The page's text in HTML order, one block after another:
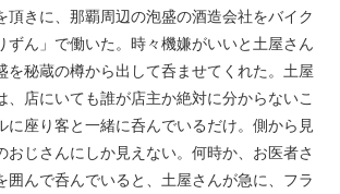
頂きに、那覇周辺の泡盛の酒造会社をバイク
ずん」で働いた。時々機嫌がいいと土屋さん
を秘蔵の樽から出して呑ませてくれた。土屋
、店にいても誰が店主か絶対に分からないこ
に座り客と一緒に呑んでいるだけ。側から見
おじさんにしか見えない。何時か、お医者さ
囲んで呑んでいると、土屋さんが急に、フラ